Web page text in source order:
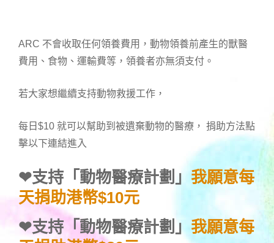
ARC 不會收取任何領養費用，動物領養前產生的獸醫
費用、食物、運輸費等，領養者亦無須支付。
若大家想繼續支持動物救援工作，
每日$10 就可以幫助到被遺棄動物的醫療， 捐助方法點
擊以下連結進入
❤支持「動物醫療計劃」 我願意每
天捐助港幣$10元
❤支持「動物醫療計劃」 我願意每